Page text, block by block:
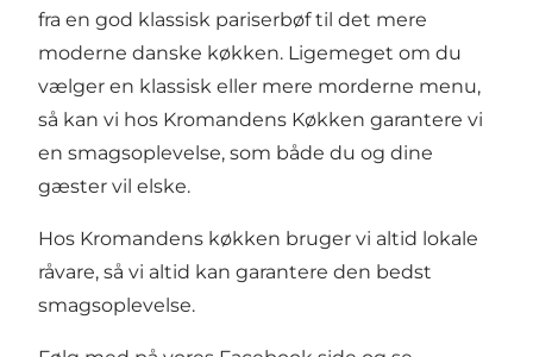
fra en god klassisk pariserbøf til det mere
moderne danske køkken. Ligemeget om du
vælger en klassisk eller mere morderne menu,
så kan vi hos Kromandens Køkken garantere vi
en smagsoplevelse, som både du og dine
gæster vil elske.
Hos Kromandens køkken bruger vi altid lokale
råvare, så vi altid kan garantere den bedst
smagsoplevelse.